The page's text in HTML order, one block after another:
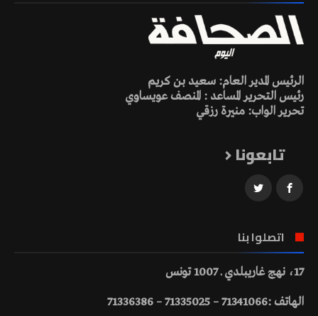
الرئيس المدير العام: سعيد بن كريم
رئيس التحرير المساعد : المنصف عويساوي
تحرير الواب: منيرة رزقي
تابعونا
اتصلوا بنا
17، نهج غاريبلدي ـ 1007 تونس
الهاتف :71341066 – 71335025 – 71336386